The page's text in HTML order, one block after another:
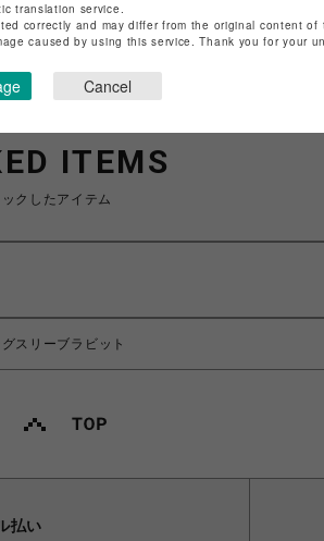
ITEMS
クしたアイテム
スリーブラビット
払い
translation service.
correctly and may differ from the original content
caused by using this service. Thank you for your
Cancel